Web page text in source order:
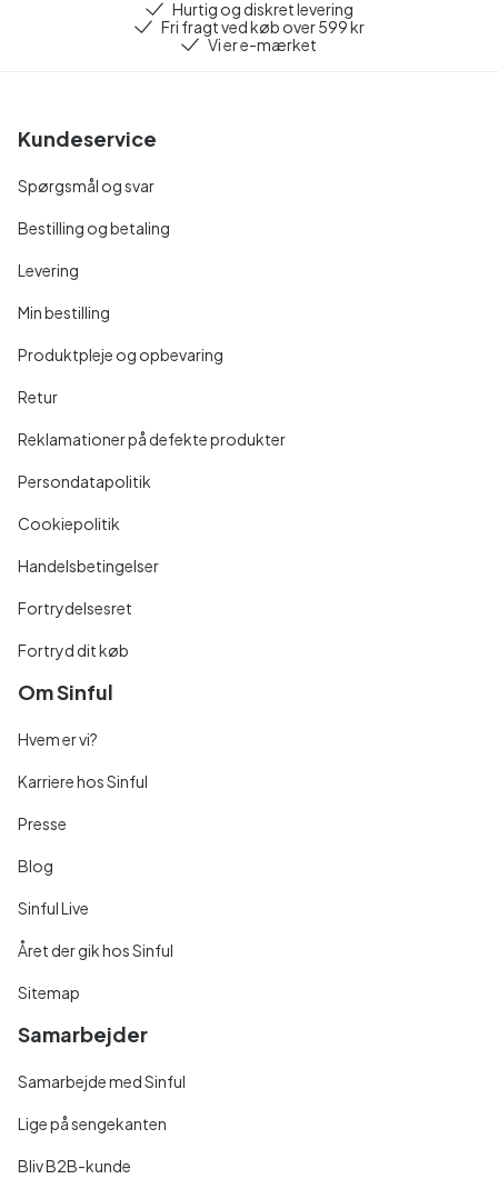
Hurtig og diskret levering
Fri fragt ved køb over 599 kr
Vi er e-mærket
Kundeservice
Spørgsmål og svar
Bestilling og betaling
Levering
Min bestilling
Produktpleje og opbevaring
Retur
Reklamationer på defekte produkter
Persondatapolitik
Cookiepolitik
Handelsbetingelser
Fortrydelsesret
Fortryd dit køb
Om Sinful
Hvem er vi?
Karriere hos Sinful
Presse
Blog
Sinful Live
Året der gik hos Sinful
Sitemap
Samarbejder
Samarbejde med Sinful
Lige på sengekanten
Bliv B2B-kunde